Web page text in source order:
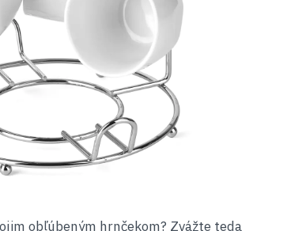
obľúbeným hrnčekom? Zvážte teda